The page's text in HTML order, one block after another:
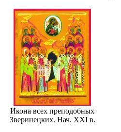
Икона всех преподобных
Зверинецких. Нач. XXI в.